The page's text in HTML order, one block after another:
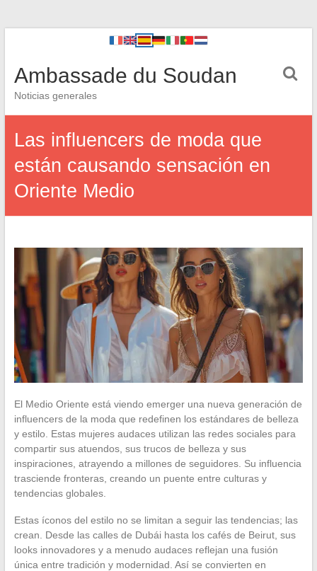
Ambassade du Soudan
Noticias generales
Las influencers de moda que
están causando sensación en
Oriente Medio
El Medio Oriente está viendo emerger una nueva generación de
influencers de la moda que redefinen los estándares de belleza
y estilo. Estas mujeres audaces utilizan las redes sociales para
compartir sus atuendos, sus trucos de belleza y sus
inspiraciones, atrayendo a millones de seguidores. Su influencia
trasciende fronteras, creando un puente entre culturas y
tendencias globales.
Estas íconos del estilo no se limitan a seguir las tendencias; las
crean. Desde las calles de Dubái hasta los cafés de Beirut, sus
looks innovadores y a menudo audaces reflejan una fusión
única entre tradición y modernidad. Así se convierten en